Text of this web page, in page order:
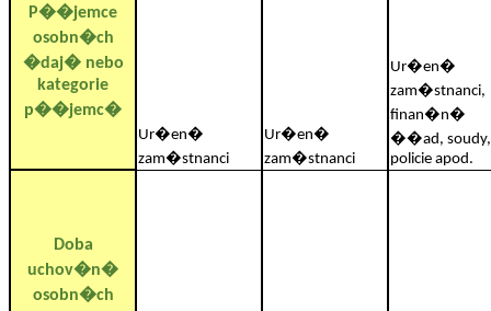
P��jemce
osobn�ch
�daj� nebo
kategorie
p��jemc�
Ur�en�
zam�stnanci
Ur�en�
zam�stnanci
Ur�en�
zam�stnanci,
finan�n�
��ad, soudy,
policie apod.
Doba
uchov�n�
osobn�ch